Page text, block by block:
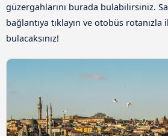
güzergahlarını burada bulabilirsiniz.
bağlantıya tıklayın ve otobüs rotanızla
bulacaksınız!